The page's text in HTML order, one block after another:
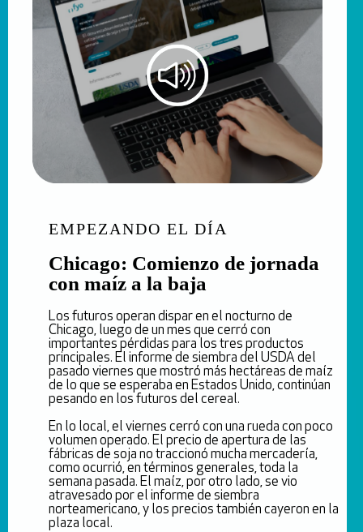
EMPEZANDO EL DÍA
Chicago: Comienzo de jornada
con maíz a la baja
Los futuros operan dispar en el nocturno de
Chicago, luego de un mes que cerró con
importantes pérdidas para los tres productos
principales. El informe de siembra del USDA del
pasado viernes que mostró más hectáreas de maíz
de lo que se esperaba en Estados Unido, continúan
pesando en los futuros del cereal.
En lo local, el viernes cerró con una rueda con poco
volumen operado. El precio de apertura de las
fábricas de soja no traccionó mucha mercadería,
como ocurrió, en términos generales, toda la
semana pasada. El maíz, por otro lado, se vio
atravesado por el informe de siembra
norteamericano, y los precios también cayeron en la
plaza local.